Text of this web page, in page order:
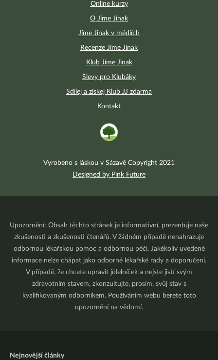
Online kurzy
O Jíme Jinak
Jíme Jinak v médiích
Recenze Jíme Jinak
Klub Jíme Jinak
Slevy pro Klubáky
Sdílej a získej Klub JJ zdarma
Kontakt
Vyrobeno s láskou v Sázavě Copyright 2021
Designed by Pink Future
Upozornění: Obsah těchto stránek je informativní, prezentuje naše
zkušenosti a zkušenosti čtenářů. V žádném případě nenahrazuje
odbornou lékařskou pomoc a odbornou péči. Jakékoliv uvedené
informace nelze chápat jako odborné lékařské rady a doporučení.
V případě, že chcete upravit jídelníček a nejste jistí svým
zdravotním stavem, zkonzultujte, prosím, svůj stav s
kvalifikovaným odborníkem. Používáním webu berete toto
upozornění na vědomí.
Nejnovější články